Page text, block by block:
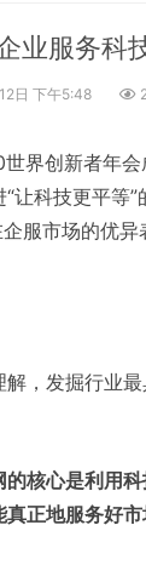
业服务科
日 下午5:48
创新者年
让科技更平等
服市场的优
，发掘行业
核心是利用
正地服务好市